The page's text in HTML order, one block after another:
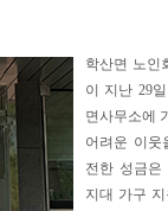
학산면 노인
이 지난 29
면사무소에
어려운 이웃
전한 성금은
지대 가구